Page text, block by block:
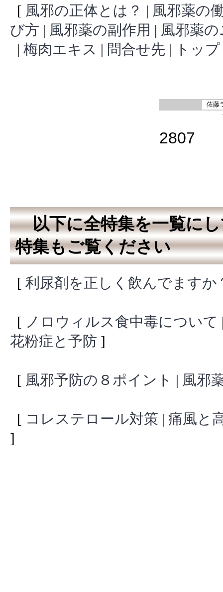
[ 風邪の正体とは？ | 風邪薬の
び方 | 風邪薬の副作用 | 風邪薬
| 梅肉エキス | 問合せ先 | トップ
佐藤
2807
以下に全特集を一覧にし
特集もご覧ください
[ 利尿剤を正しく飲んでますか
[ ノロウィルス食中毒について
花粉症と予防 ]
[ 風邪予防の８ポイント | 風邪
[ コレステロール対策 | 痛風と
]